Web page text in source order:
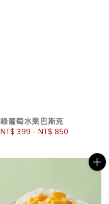
綠葡萄水果巴斯克
Regular
NT$ 399 - NT$ 850